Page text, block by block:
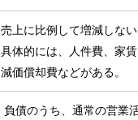
売上に比例して増減しない
具体的には、人件費、家賃
減価償却費などがある。
負債のうち、通常の営業